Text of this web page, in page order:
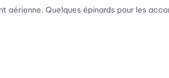
aérienne. Quelques épinards pour les
sur l’échelle Green Betty